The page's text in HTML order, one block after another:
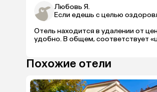
Любовь Я.
Если едешь с целью
Отель находится в удалении от
Похожие отели